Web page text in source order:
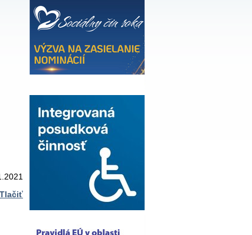
Tlačiť